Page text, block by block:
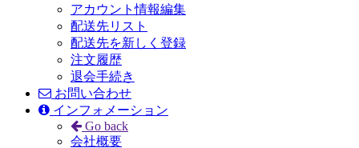
アカウント情報編集
配送先リスト
配送先を新しく登録
注文履歴
退会手続き
お問い合わせ
インフォメーション
Go back
会社概要